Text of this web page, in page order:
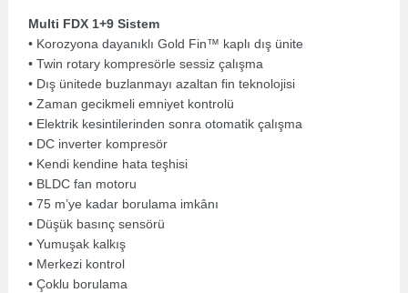
Multi FDX 1+9 Sistem
• Korozyona dayanıklı Gold Fin™ kaplı dış ünite
• Twin rotary kompresörle sessiz çalışma
• Dış ünitede buzlanmayı azaltan fin teknolojisi
• Zaman gecikmeli emniyet kontrolü
• Elektrik kesintilerinden sonra otomatik çalışma
• DC inverter kompresör
• Kendi kendine hata teşhisi
• BLDC fan motoru
• 75 m’ye kadar borulama imkânı
• Düşük basınç sensörü
• Yumuşak kalkış
• Merkezi kontrol
• Çoklu borulama